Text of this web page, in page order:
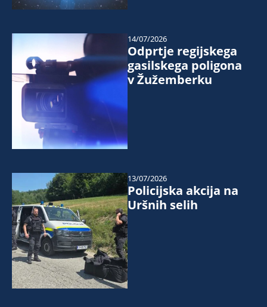
Odprtje regijskega
gasilskega poligona
v Žužemberku
14/07/2026
Policijska akcija na
Uršnih selih
13/07/2026